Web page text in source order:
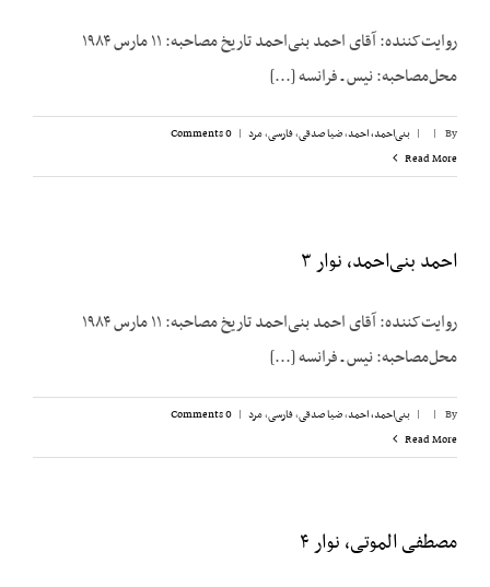
روایت‌کننده: آقای احمد بنی‌احمد تاریخ مصاحبه: ۱۱ مارس ۱۹۸۴
محل‌مصاحبه: نیس ـ فرانسه [...]
By
|
| بنی‌احمد، احمد,ضیا صدقی,فارسی,مرد |
0 Comments
Read More
احمد بنی‌احمد، نوار ۳
روایت‌کننده: آقای احمد بنی‌احمد تاریخ مصاحبه: ۱۱ مارس ۱۹۸۴
محل‌مصاحبه: نیس ـ فرانسه [...]
By
|
| بنی‌احمد، احمد,ضیا صدقی,فارسی,مرد |
0 Comments
Read More
مصطفی الموتی، نوار ۴